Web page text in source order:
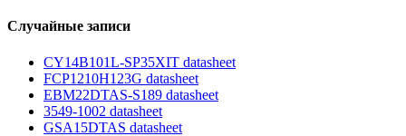
Случайные записи
CY14B101L-SP35XIT datasheet
FCP1210H123G datasheet
EBM22DTAS-S189 datasheet
3549-1002 datasheet
GSA15DTAS datasheet